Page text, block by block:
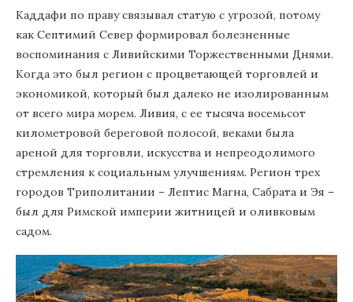
Каддафи по праву связывал статую с угрозой, потому
как Септимий Север формировал болезненные
воспоминания с Ливийскими Торжественными Днями.
Когда это был регион с процветающей торговлей и
экономикой, который был далеко не изолированным
от всего мира морем. Ливия, с ее тысяча восемьсот
километровой береговой полосой, веками была
ареной для торговли, искусства и непреодолимого
стремления к социальным улучшениям. Регион трех
городов Триполитании – Лептис Магна, Сабрата и Эя –
был для Римской империи житницей и оливковым
садом.